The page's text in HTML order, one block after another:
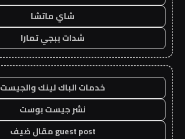
شاي ماتشا
شدات ببجي تمارا
خدمات الباك لينك والجيست
نشر جيست بوست
guest post مقال ضيف